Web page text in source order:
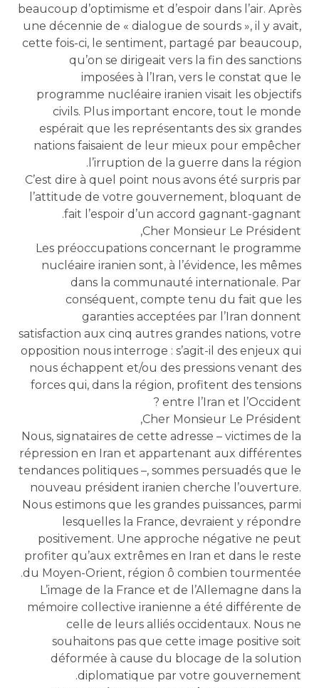
beaucoup d’optimisme et d’espoir dans l’air. Après
une décennie de « dialogue de sourds », il y avait,
cette fois-ci, le sentiment, partagé par beaucoup,
qu’on se dirigeait vers la fin des sanctions
imposées à l’Iran, vers le constat que le
programme nucléaire iranien visait les objectifs
civils. Plus important encore, tout le monde
espérait que les représentants des six grandes
nations faisaient de leur mieux pour empêcher
l’irruption de la guerre dans la région.
C’est dire à quel point nous avons été surpris par
l’attitude de votre gouvernement, bloquant de
fait l’espoir d’un accord gagnant-gagnant.
Cher Monsieur Le Président,
Les préoccupations concernant le programme
nucléaire iranien sont, à l’évidence, les mêmes
dans la communauté internationale. Par
conséquent, compte tenu du fait que les
garanties acceptées par l’Iran donnent
satisfaction aux cinq autres grandes nations, votre
opposition nous interroge : s’agit-il des enjeux qui
nous échappent et/ou des pressions venant des
forces qui, dans la région, profitent des tensions
entre l’Iran et l’Occident ?
Cher Monsieur Le Président,
Nous, signataires de cette adresse – victimes de la
répression en Iran et appartenant aux différentes
tendances politiques –, sommes persuadés que le
nouveau président iranien cherche l’ouverture.
Nous estimons que les grandes puissances, parmi
lesquelles la France, devraient y répondre
positivement. Une approche négative ne peut
profiter qu’aux extrêmes en Iran et dans le reste
du Moyen-Orient, région ô combien tourmentée.
L’image de la France et de l’Allemagne dans la
mémoire collective iranienne a été différente de
celle de leurs alliés occidentaux. Nous ne
souhaitons pas que cette image positive soit
déformée à cause du blocage de la solution
diplomatique par votre gouvernement.